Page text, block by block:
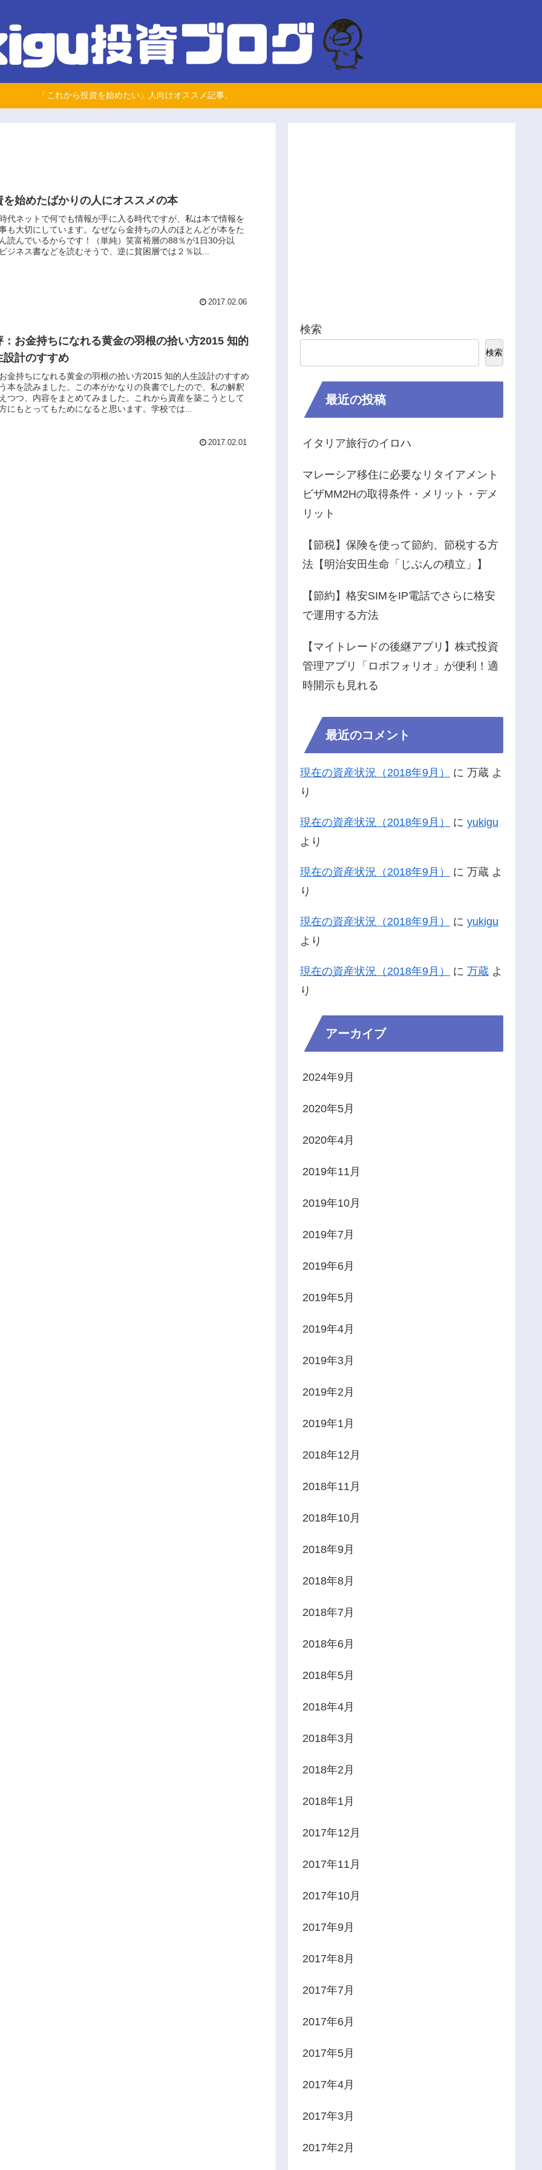
「これから投資を始めたい」人向けオススメ記事。
を始めたばかりの人にオススメの本
代ネットで何でも情報が手に入る時代ですが、私は本で情報を
も大切にしています。なぜなら金持ちの人のほとんどが本をた
読んでいるからです！（単純）笑富裕層の88％が1日30分以
ジネス書などを読むそうで、逆に貧困層では２％以...
2017.02.06
：お金持ちになれる黄金の羽根の拾い方2015 知的
設計のすすめ
金持ちになれる黄金の羽根の拾い方2015 知的人生設計のすすめ
本を読みました。この本がかなりの良書でしたので、私の解釈
つつ、内容をまとめてみました。これから資産を築こうとして
にもとってもためになると思います。学校では...
2017.02.01
検索
検索
最近の投稿
イタリア旅行のイロハ
マレーシア移住に必要なリタイアメント
ビザMM2Hの取得条件・メリット・デメ
リット
【節税】保険を使って節約、節税する方
法【明治安田生命「じぶんの積立」】
【節約】格安SIMをIP電話でさらに格安
で運用する方法
【マイトレードの後継アプリ】株式投資
管理アプリ「ロボフォリオ」が便利！適
時開示も見れる
最近のコメント
現在の資産状況（2018年9月） に 万蔵 よ
り
現在の資産状況（2018年9月） に yukigu
より
現在の資産状況（2018年9月） に 万蔵 よ
り
現在の資産状況（2018年9月） に yukigu
より
現在の資産状況（2018年9月） に 万蔵 よ
り
アーカイブ
2024年9月
2020年5月
2020年4月
2019年11月
2019年10月
2019年7月
2019年6月
2019年5月
2019年4月
2019年3月
2019年2月
2019年1月
2018年12月
2018年11月
2018年10月
2018年9月
2018年8月
2018年7月
2018年6月
2018年5月
2018年4月
2018年3月
2018年2月
2018年1月
2017年12月
2017年11月
2017年10月
2017年9月
2017年8月
2017年7月
2017年6月
2017年5月
2017年4月
2017年3月
2017年2月